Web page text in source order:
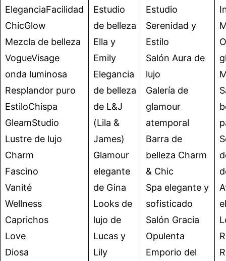
EleganciaFacilidad
ChicGlow
Mezcla de belleza
VogueVisage
onda luminosa
Resplandor puro
EstiloChispa
GleamStudio
Lustre de lujo
Charm
Fascino
Vanité
Wellness
Caprichos
Love
Diosa
Estudio
de belleza
Ella y
Emily
Elegancia
de belleza
de L&J
(Lila &
James)
Glamour
elegante
de Gina
Looks de
lujo de
Lucas y
Lily
Estudio
Serenidad y
Estilo
Salón Aura de
lujo
Galería de
glamour
atemporal
Barra de
belleza Charm
& Chic
Spa elegante y
sofisticado
Salón Gracia
Opulenta
Emporio del